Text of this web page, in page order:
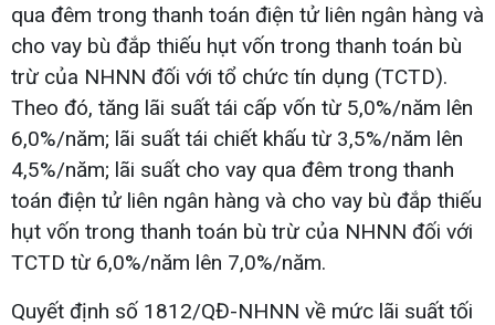
qua đêm trong thanh toán điện tử liên ngân hàng và
cho vay bù đắp thiếu hụt vốn trong thanh toán bù
trừ của NHNN đối với tổ chức tín dụng (TCTD).
Theo đó, tăng lãi suất tái cấp vốn từ 5,0%/năm lên
6,0%/năm; lãi suất tái chiết khấu từ 3,5%/năm lên
4,5%/năm; lãi suất cho vay qua đêm trong thanh
toán điện tử liên ngân hàng và cho vay bù đắp thiếu
hụt vốn trong thanh toán bù trừ của NHNN đối với
TCTD từ 6,0%/năm lên 7,0%/năm.
Quyết định số 1812/QĐ-NHNN về mức lãi suất tối